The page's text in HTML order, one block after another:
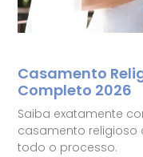
Casamento
Completo 2026
Saiba exatamente
casamento religioso
todo o processo.